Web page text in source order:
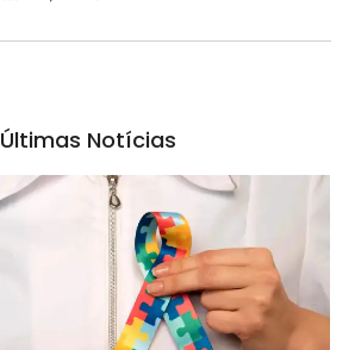
Últimas Notícias